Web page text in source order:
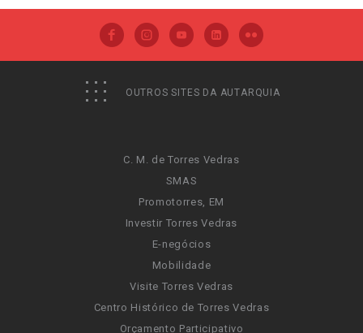
OUTROS SITES DA AUTARQUIA
C. M. de Torres Vedras
SMAS
Promotorres, EM
Investir Torres Vedras
E-negócios
Mobilidade
Visite Torres Vedras
Centro Histórico de Torres Vedras
Orçamento Participativo